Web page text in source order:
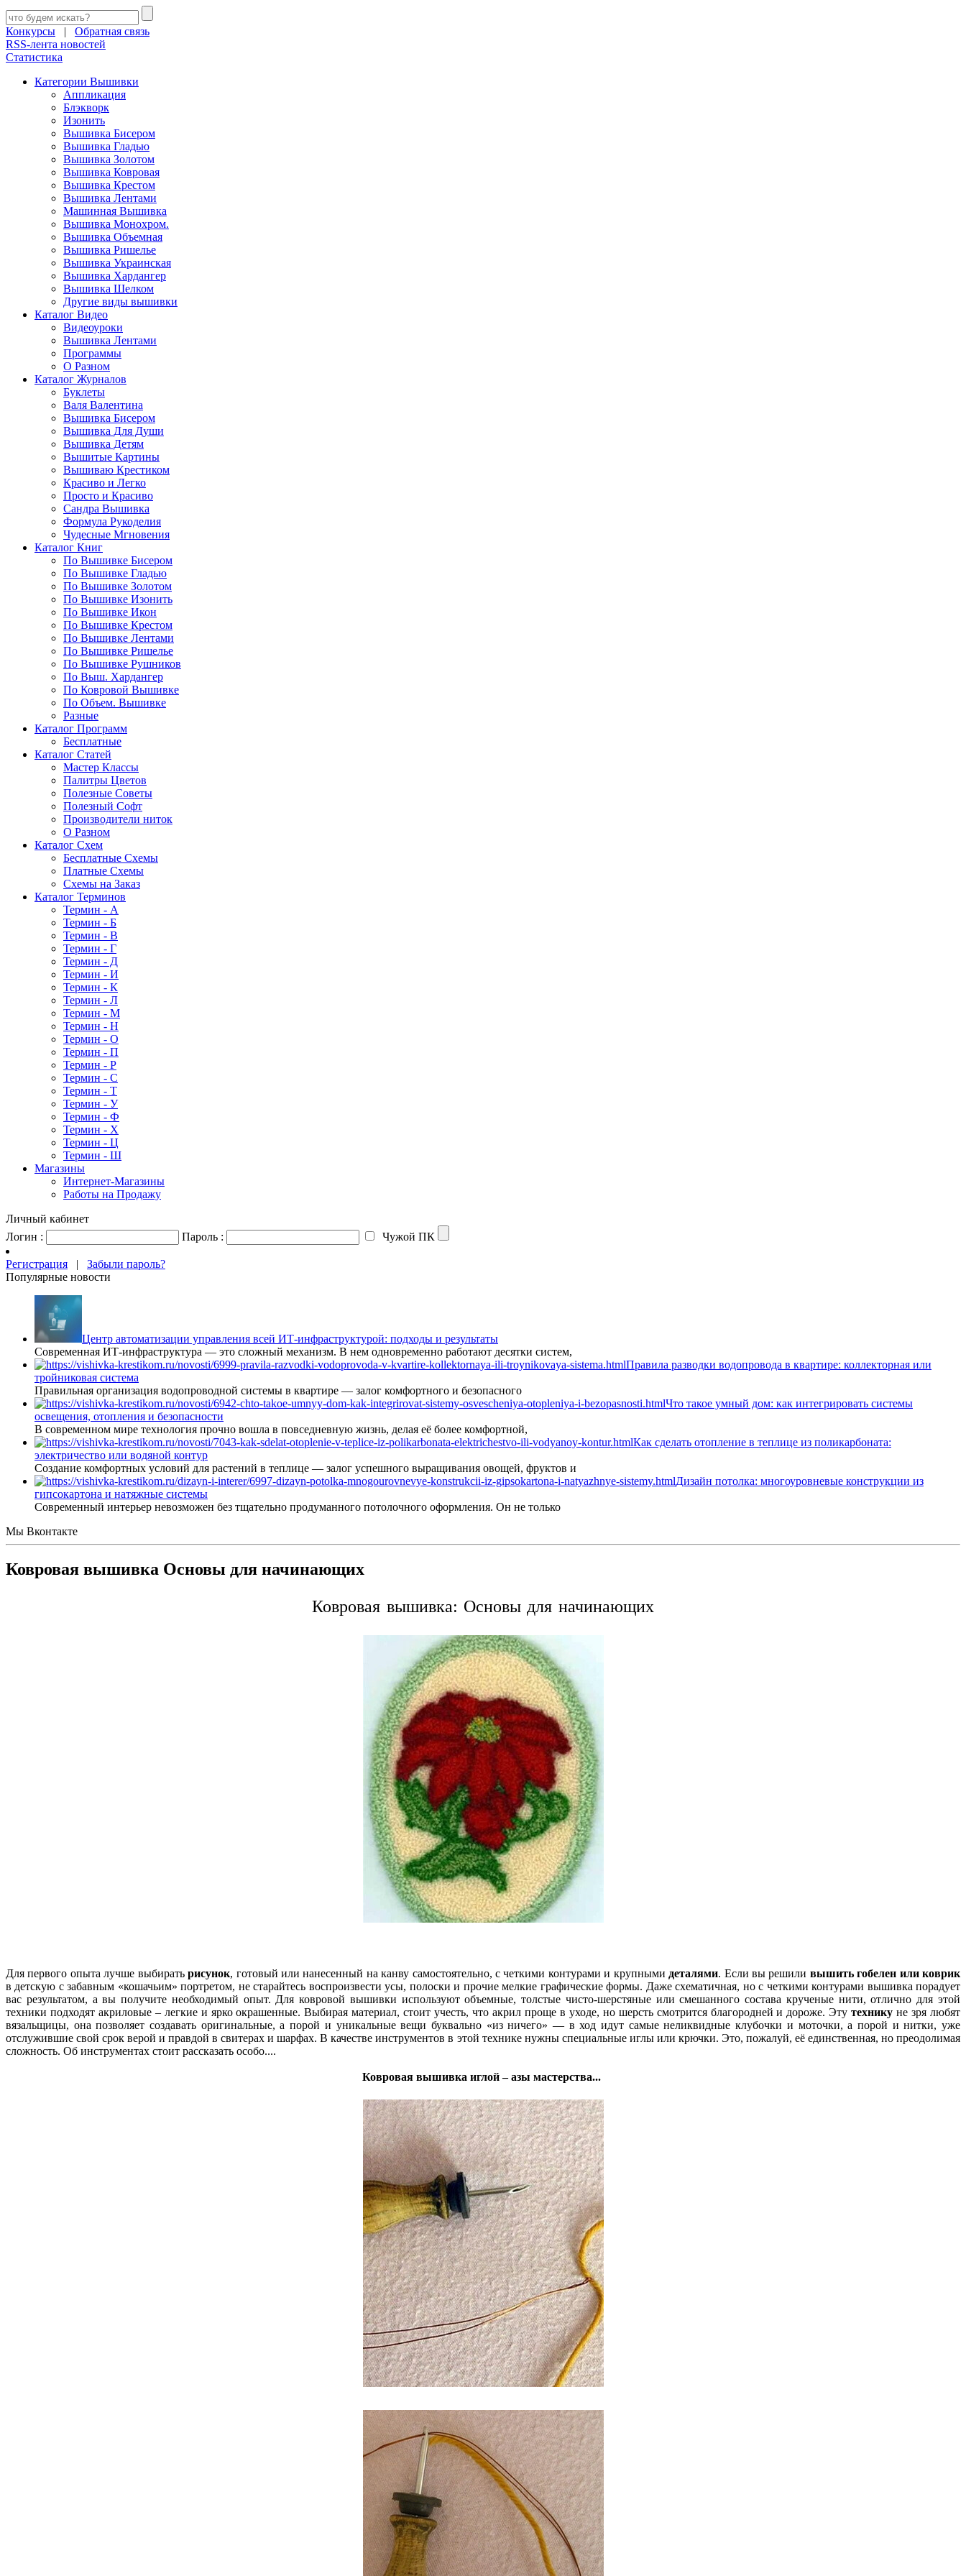
Конкурсы | Обратная связь
RSS-лента новостей
Статистика
Категории Вышивки
Аппликация
Блэкворк
Изонить
Вышивка Бисером
Вышивка Гладью
Вышивка Золотом
Вышивка Ковровая
Вышивка Крестом
Вышивка Лентами
Машинная Вышивка
Вышивка Монохром.
Вышивка Объемная
Вышивка Ришелье
Вышивка Украинская
Вышивка Хардангер
Вышивка Шелком
Другие виды вышивки
Каталог Видео
Видеоуроки
Вышивка Лентами
Программы
О Разном
Каталог Журналов
Буклеты
Валя Валентина
Вышивка Бисером
Вышивка Для Души
Вышивка Детям
Вышитые Картины
Вышиваю Крестиком
Красиво и Легко
Просто и Красиво
Сандра Вышивка
Формула Рукоделия
Чудесные Мгновения
Каталог Книг
По Вышивке Бисером
По Вышивке Гладью
По Вышивке Золотом
По Вышивке Изонить
По Вышивке Икон
По Вышивке Крестом
По Вышивке Лентами
По Вышивке Ришелье
По Вышивке Рушников
По Выш. Хардангер
По Ковровой Вышивке
По Объем. Вышивке
Разные
Каталог Программ
Бесплатные
Каталог Статей
Мастер Классы
Палитры Цветов
Полезные Советы
Полезный Софт
Производители ниток
О Разном
Каталог Схем
Бесплатные Схемы
Платные Схемы
Схемы на Заказ
Каталог Терминов
Термин - А
Термин - Б
Термин - В
Термин - Г
Термин - Д
Термин - И
Термин - К
Термин - Л
Термин - М
Термин - Н
Термин - О
Термин - П
Термин - Р
Термин - С
Термин - Т
Термин - У
Термин - Ф
Термин - Х
Термин - Ц
Термин - Ш
Магазины
Интернет-Магазины
Работы на Продажу
Личный кабинет
Логин :
Пароль : Чужой ПК
Регистрация | Забыли пароль?
Популярные новости
Центр автоматизации управления всей ИТ-инфраструктурой: подходы и результаты
Современная ИТ-инфраструктура — это сложный механизм. В нем одновременно работают десятки систем,
Правила разводки водопровода в квартире: коллекторная или
тройниковая система
Правильная организация водопроводной системы в квартире — залог комфортного и безопасного
Что такое умный дом: как интегрировать системы
освещения, отопления и безопасности
В современном мире технология прочно вошла в повседневную жизнь, делая её более комфортной,
Как сделать отопление в теплице из поликарбоната:
электричество или водяной контур
Создание комфортных условий для растений в теплице — залог успешного выращивания овощей, фруктов и
Дизайн потолка: многоуровневые конструкции из
гипсокартона и натяжные системы
Современный интерьер невозможен без тщательно продуманного потолочного оформления. Он не только
Мы Вконтакте
Ковровая вышивка Основы для начинающих
Ковровая вышивка: Основы для начинающих
Для первого опыта лучше выбиратьрисунок, готовый или нанесенный на канву самостоятельно, с четкими контурами и крупными деталями. Если вы решили вышить гобелен или коврик
в детскую с забавным «кошачьим» портретом, не старайтесь воспроизвести усы, полоски и прочие мелкие графические формы. Даже схематичная, но с четкими контурами вышивка порадует
вас результатом, а вы получите необходимый опыт. Для ковровой вышивки используют объемные, толстые чисто-шерстяные или смешанного состава крученые нити, отлично для этой
техники подходят акриловые – легкие и ярко окрашенные. Выбирая материал, стоит учесть, что акрил проще в уходе, но шерсть смотрится благородней и дороже. Эту техникуне зря любят
вязальщицы, она позволяет создавать оригинальные, а порой и уникальные вещи буквально «из ничего» — в ход идут самые неликвидные клубочки и моточки, а порой и нитки, уже
отслужившие свой срок верой и правдой в свитерах и шарфах. В качестве инструментов в этой технике нужны специальные иглы или крючки. Это, пожалуй, её единственная, но преодолимая
сложность. Об инструментах стоит рассказать особо....
Ковровая вышивка иглой – азы мастерства...